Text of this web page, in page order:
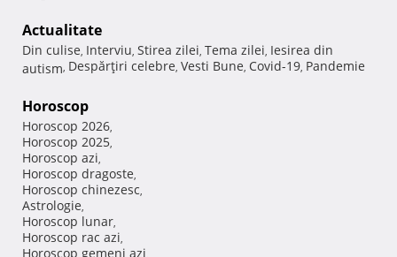
Actualitate
Din culise, Interviu, Stirea zilei, Tema zilei, Iesirea din
autism, Despărţiri celebre, Vesti Bune, Covid-19, Pandemie
Horoscop
Horoscop 2026,
Horoscop 2025,
Horoscop azi,
Horoscop dragoste,
Horoscop chinezesc,
Astrologie,
Horoscop lunar,
Horoscop rac azi,
Horoscop gemeni azi,